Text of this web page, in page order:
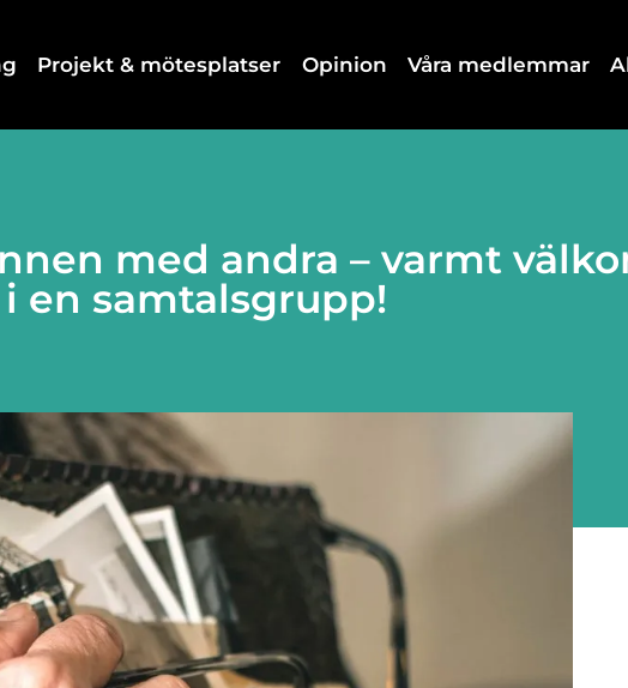
Projekt & mötesplatser Opinion Våra medlemmar
med andra – varmt
en samtalsgrupp!